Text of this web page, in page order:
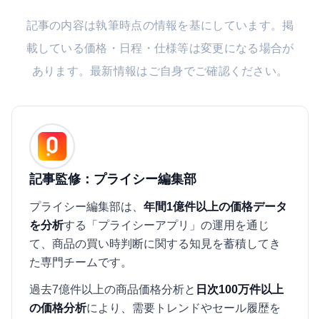
記事の内容は執筆時点の情報を基にしています。掲
載している価格・日程・仕様等は変更になる場合が
あります。最新情報はご自身でご確認ください。
記事監修：プライシー編集部
プライシー編集部は、 年間1億件以上の価格データ
を分析する「プライシーアプリ」の運用を通じ
て、商品の買い時判断に関する知見を蓄積してき
た専門チームです。
過去7億件以上の商品価格分析と 日次100万件以上
の価格分析により、需要トレンドやセール履歴を